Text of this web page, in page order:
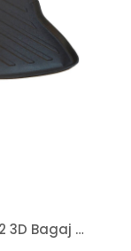
Toyota Auris Hb 2007-2012 3D Bagaj Havuzu Bizymo